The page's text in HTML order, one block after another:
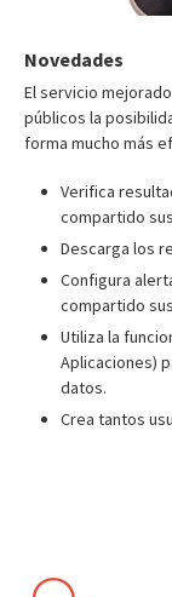
Novedades
El servicio
públicos la
forma mucho más
Verifica
compartido
Descarga los
Configura
compartido
Utiliza la
Aplicaciones)
datos.
Crea tantos